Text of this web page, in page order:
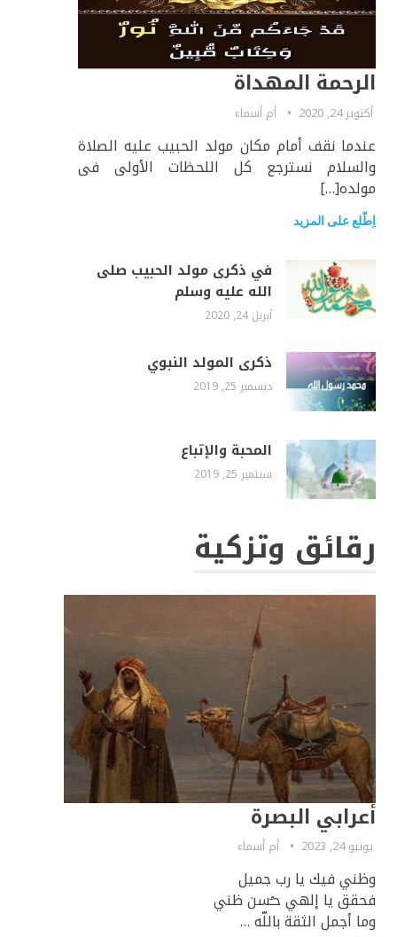
الرحمة المهداة
أكتوبر 24, 2020 أم أسماء
عندما نقف أمام مكان مولد الحبيب عليه الصلاة
والسلام نسترجع كل اللحظات الأولى فى
مولده[…]
اِطّلع على المزيد
في ذكرى مولد الحبيب صلى
الله عليه وسلم
أبريل 24, 2020
ذكرى المولد النبوي
ديسمبر 25, 2019
المحبة والإتباع
سبتمبر 25, 2019
رقائق وتزكية
أعرابي البصرة
يونيو 24, 2023 أم أسماء
وظني فيك يا رب جميل
فحقق يا إلهي حـُسن ظني
وما أجمل الثقة باللّه …